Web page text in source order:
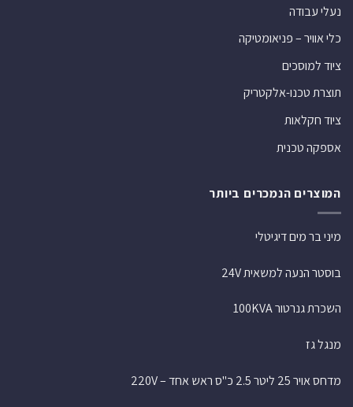
נעלי עבודה
כלי אוויר – פניאומטיקה
ציוד למוסכים
תוצרת טכנו-אלקטריק
ציוד חקלאות
אספקה טכנית
המוצרים הנמכרים ביותר
מיני בר מים דיגיטלי
בוסטר הנעה למשאית 24V
השכרת גנרטור 100KVA
מנגל גז
מדחס אויר 25 ליטר 2.5 כ"ס ראש אחד – 220V